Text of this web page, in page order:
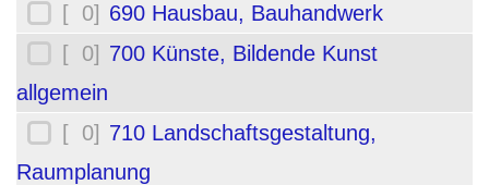
[ 0] 690 Hausbau, Bauhandwerk
[ 0] 700 Künste, Bildende Kunst
allgemein
[ 0] 710 Landschaftsgestaltung,
Raumplanung